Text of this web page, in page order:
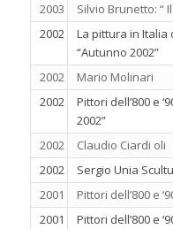
2003
Silvio Brunetto: “
2002
La pittura in Italia
“Autunno 2002”
2002
Mario Molinari
2002
Pittori dell’800 e
2002”
2002
Claudio Ciardi oli
2002
Sergio Unia
2001
Pittori dell’800 e
2001
Pittori dell’800 e